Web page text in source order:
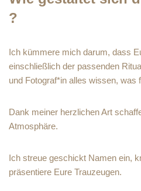
?
Ich kümmere mich darum, dass
einschließlich der passenden
und Fotograf*in alles wissen, was
Dank meiner herzlichen Art
Atmosphäre.
Ich streue geschickt Namen ein,
präsentiere Eure Trauzeugen.